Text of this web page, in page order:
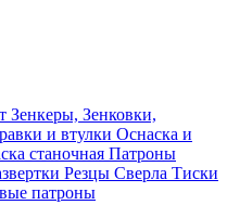
Зенкеры, Зенковки,
и втулки Оснаска и
станочная Патроны
Резцы Сверла Тиски
патроны